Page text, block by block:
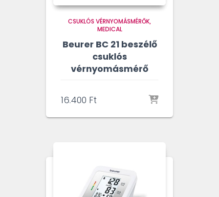
CSUKLÓS VÉRNYOMÁSMÉRŐK
MEDICAL
Beurer BC 21 beszélő
csuklós
vérnyomásmérő
16.400 Ft